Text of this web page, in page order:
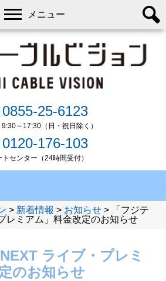
0855-25-6123
～17:30（日・祝日除く）
0120-176-103
トセンター（24時間受付）
メニュー
> 新着情報 > お知らせ >
「フジテ
レミアム」料金改定のお知らせ
ライブ・プレミ
のお知らせ